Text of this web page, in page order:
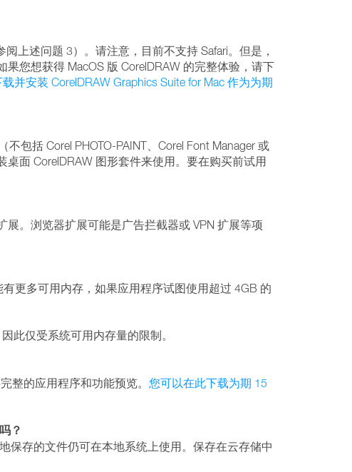
上述问题 3）。请注意，目前不支持 Safari。但是，
您想获得 MacOS 版 CorelDRAW 的完整体验，请下
并安装 CorelDRAW Graphics Suite for Mac 作为为期
包括 Corel PHOTO-PAINT、Corel Font Manager 或
面 CorelDRAW 图形套件来使用。要在购买前试用
。浏览器扩展可能是广告拦截器或 VPN 扩展等项
更多可用内存，如果应用程序试图使用超过 4GB 的
此仅受系统可用内存量的限制。
整的应用程序和功能预览。 您可以在此下载为期 15
？
保存的文件仍可在本地系统上使用。保存在云存储中